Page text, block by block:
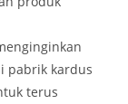
pabrik kardus
terus